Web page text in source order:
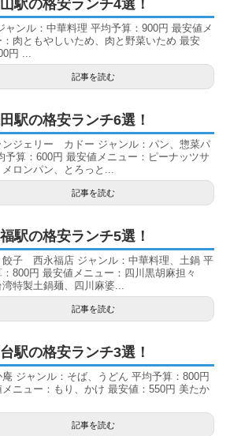
駅の格安ランチ4選！
ャンル：中華料理 平均予算：900円 最安値メ
：肉ともやしいため、肉と野菜いため 最安
円 ...
記事を読む
駅の格安ランチ6選！
ンジェリー カドー ジャンル：パン、惣菜パ
予算：600円 最安値メニュー：ピーナッツサ
メロンパン、とろっと...
記事を読む
駅の格安ランチ5選！
子 西永福店 ジャンル：中華料理、土鍋 平
800円 最安値メニュー：四川黒胡麻担々
湾特製土鍋麺、四川麻婆...
記事を読む
駅の格安ランチ3選！
庵 ジャンル：そば、うどん 平均予算：800円
メニュー：もり、かけ 最安値：550円 美たか
記事を読む